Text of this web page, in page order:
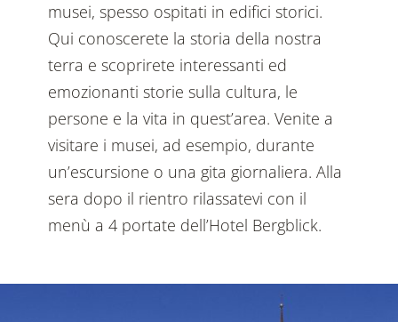
musei, spesso ospitati in edifici storici.
Qui conoscerete la storia della nostra
terra e scoprirete interessanti ed
emozionanti storie sulla cultura, le
persone e la vita in quest’area. Venite a
visitare i musei, ad esempio, durante
un’escursione o una gita giornaliera. Alla
sera dopo il rientro rilassatevi con il
menù a 4 portate dell’Hotel Bergblick.